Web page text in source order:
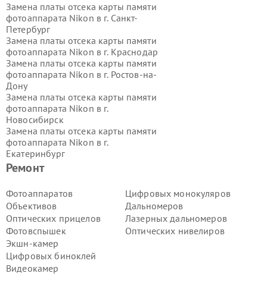
Ремонт
Фотоаппаратов
Объективов
Оптических прицелов
Фотовспышек
Экшн-камер
Цифровых биноклей
Видеокамер
Цифровых монокуляров
Дальномеров
Лазерных дальномеров
Оптических нивелиров
Замена платы отсека карты памяти
фотоаппарата Nikon в г. Санкт-
Петербург
Замена платы отсека карты памяти
фотоаппарата Nikon в г. Краснодар
Замена платы отсека карты памяти
фотоаппарата Nikon в г. Ростов-на-
Дону
Замена платы отсека карты памяти
фотоаппарата Nikon в г.
Новосибирск
Замена платы отсека карты памяти
фотоаппарата Nikon в г.
Екатеринбург
Замена платы отсека карты памяти
Замена платы отсека карты памяти
фотоаппарата Nikon в г.
Воронеж
Замена платы отсека карты памяти
фотоаппарата Nikon в г.
Волгоград
Замена платы отсека карты памяти
фотоаппарата Nikon в г.
Замена платы отсека карты памяти
фотоаппарата Nikon в г.